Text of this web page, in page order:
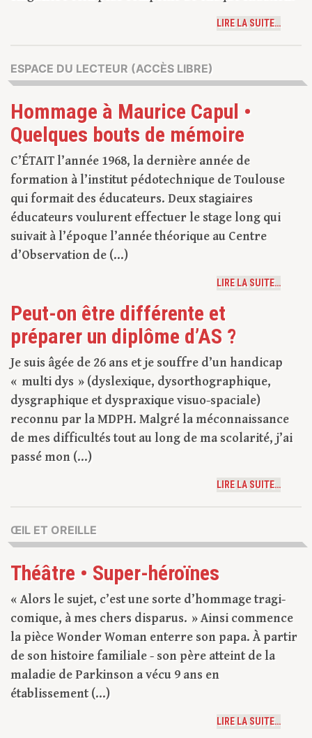
LIRE LA SUITE…
ESPACE DU LECTEUR (ACCÈS LIBRE)
Hommage à Maurice Capul •
Quelques bouts de mémoire
C’ÉTAIT l’année 1968, la dernière année de
formation à l’institut pédotechnique de Toulouse
qui formait des éducateurs. Deux stagiaires
éducateurs voulurent effectuer le stage long qui
suivait à l’époque l’année théorique au Centre
d’Observation de (...)
LIRE LA SUITE…
Peut-on être différente et
préparer un diplôme d’AS ?
Je suis âgée de 26 ans et je souffre d’un handicap
« multi dys » (dyslexique, dysorthographique,
dysgraphique et dyspraxique visuo-spaciale)
reconnu par la MDPH. Malgré la méconnaissance
de mes difficultés tout au long de ma scolarité, j’ai
passé mon (...)
LIRE LA SUITE…
ŒIL ET OREILLE
Théâtre • Super-héroïnes
« Alors le sujet, c’est une sorte d’hommage tragi-
comique, à mes chers disparus. » Ainsi commence
la pièce Wonder Woman enterre son papa. À partir
de son histoire familiale - son père atteint de la
maladie de Parkinson a vécu 9 ans en
établissement (...)
LIRE LA SUITE…